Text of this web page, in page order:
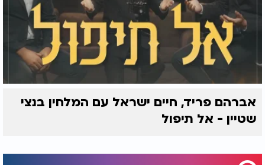
אברהם פריד, חיים ישראל עם המלחין בנצי
שטיין - אל תיפול